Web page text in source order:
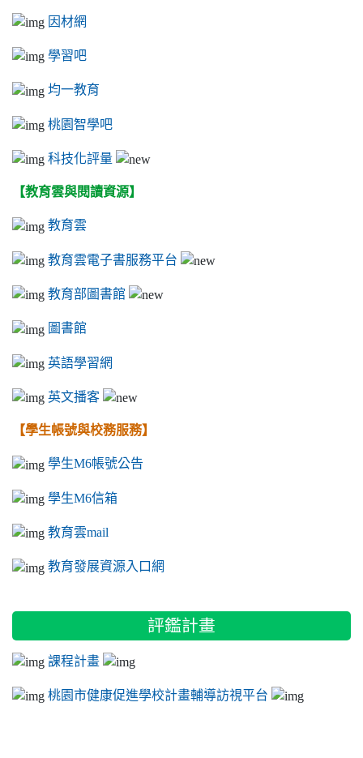
因材網
學習吧
均一教育
桃園智學吧
科技化評量
【教育雲與閱讀資源】
教育雲
教育雲電子書服務平台
教育部圖書館
圖書館
英語學習網
英文播客
【學生帳號與校務服務】
學生M6帳號公告
學生M6信箱
教育雲mail
教育發展資源入口網
評鑑計畫
課程計畫
桃園市健康促進學校計畫輔導訪視平台